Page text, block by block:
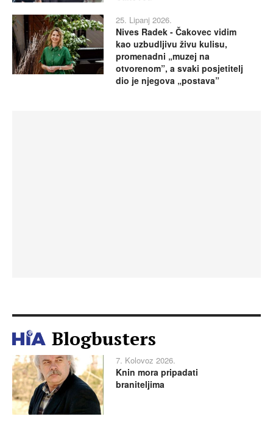
25. Lipanj 2026.
Nives Radek - Čakovec vidim
kao uzbudljivu živu kulisu,
promenadni „muzej na
otvorenom”, a svaki posjetitelj
dio je njegova „postava”
Blogbusters
7. Kolovoz 2026.
Knin mora pripadati
braniteljima